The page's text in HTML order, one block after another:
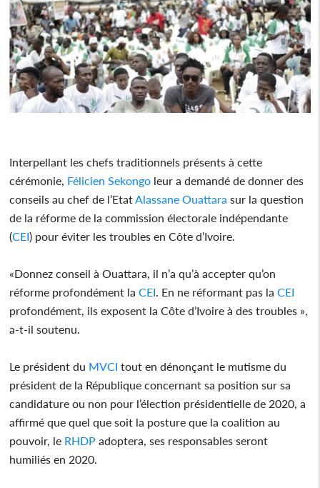
Interpellant les chefs traditionnels présents à cette
cérémonie, Félicien Sekongo leur a demandé de donner des
conseils au chef de l’Etat Alassane Ouattara sur la question
de la réforme de la commission électorale indépendante
(CEI) pour éviter les troubles en Côte d’Ivoire.
«Donnez conseil à Ouattara, il n’a qu’à accepter qu’on
réforme profondément laCEI . En ne réformant pas laCEI
profondément, ils exposent la Côte d’Ivoire à des troubles »,
a-t-il soutenu.
Le président du MVCI tout en dénonçant le mutisme du
président de la République concernant sa position sur sa
candidature ou non pour l’élection présidentielle de 2020, a
affirmé que quel que soit la posture que la coalition au
pouvoir, le RHDP adoptera, ses responsables seront
humiliés en 2020.